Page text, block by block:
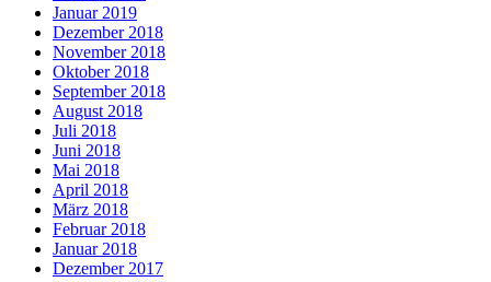
Januar 2019
Dezember 2018
November 2018
Oktober 2018
September 2018
August 2018
Juli 2018
Juni 2018
Mai 2018
April 2018
März 2018
Februar 2018
Januar 2018
Dezember 2017